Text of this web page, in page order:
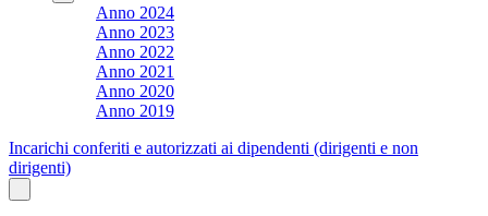
Anno 2024
Anno 2023
Anno 2022
Anno 2021
Anno 2020
Anno 2019
Incarichi conferiti e autorizzati ai dipendenti (dirigenti e non
dirigenti)